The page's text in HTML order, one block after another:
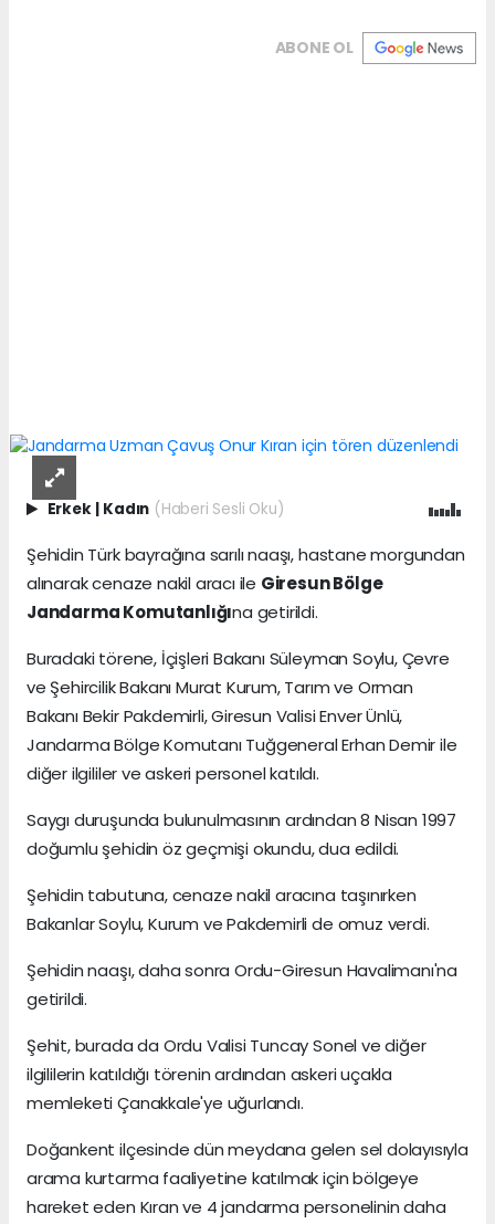
ABONE OL
Erkek | Kadın (Haberi Sesli Oku)
Şehidin Türk bayrağına sarılı naaşı, hastane morgundan
alınarak cenaze nakil aracı ile Giresun Bölge
Jandarma Komutanlığına getirildi.
Buradaki törene, İçişleri Bakanı Süleyman Soylu, Çevre
ve Şehircilik Bakanı Murat Kurum, Tarım ve Orman
Bakanı Bekir Pakdemirli, Giresun Valisi Enver Ünlü,
Jandarma Bölge Komutanı Tuğgeneral Erhan Demir ile
diğer ilgililer ve askeri personel katıldı.
Saygı duruşunda bulunulmasının ardından 8 Nisan 1997
doğumlu şehidin öz geçmişi okundu, dua edildi.
Şehidin tabutuna, cenaze nakil aracına taşınırken
Bakanlar Soylu, Kurum ve Pakdemirli de omuz verdi.
Şehidin naaşı, daha sonra Ordu-Giresun Havalimanı'na
getirildi.
Şehit, burada da Ordu Valisi Tuncay Sonel ve diğer
ilgililerin katıldığı törenin ardından askeri uçakla
memleketi Çanakkale'ye uğurlandı.
Doğankent ilçesinde dün meydana gelen sel dolayısıyla
arama kurtarma faaliyetine katılmak için bölgeye
hareket eden Kıran ve 4 jandarma personelinin daha